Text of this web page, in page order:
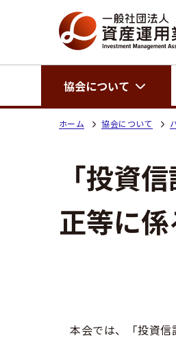
協会について
ホーム 協会について
「投資
正等に
本会では、「投資信